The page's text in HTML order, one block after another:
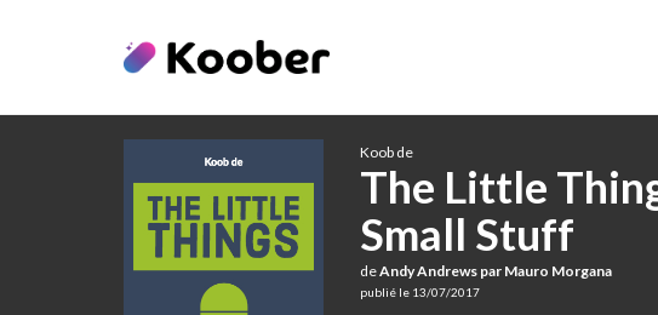
Koob de
The Little
Small Stuff
deAndy Andrews par Mauro Morgana
publié le 13/07/2017